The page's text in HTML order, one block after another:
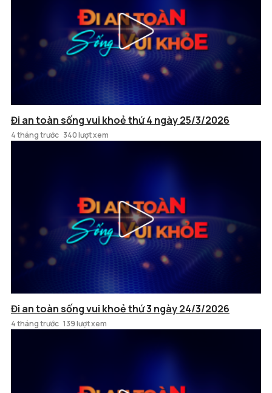
Đi an toàn sống vui khoẻ thứ 4 ngày 25/3/2026
4 tháng trước 340 lượt xem
Đi an toàn sống vui khoẻ thứ 3 ngày 24/3/2026
4 tháng trước 139 lượt xem